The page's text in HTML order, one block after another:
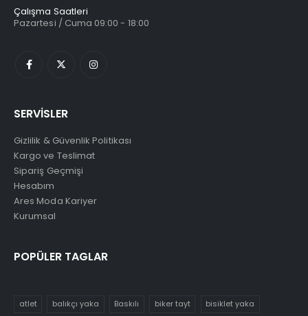
Çalışma Saatleri
Pazartesi / Cuma 09:00 - 18:00
SERVİSLER
Gizlilik & Güvenlik Politikası
Kargo ve Teslimat
Sipariş Geçmişi
Hesabım
Ares Moda Kariyer
Kurumsal
POPÜLER TAGLAR
atlet balıkçı yaka Baskılı biker tayt bisiklet yaka